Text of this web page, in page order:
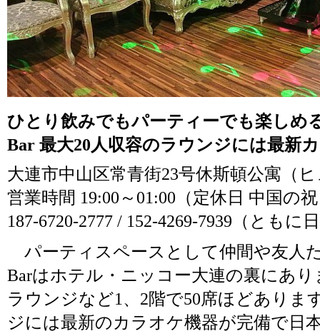
ひとり飲みでもパーティーでも楽しめ
Bar 最大20人収容のラウンジには最新
大連市中山区常青街23号休斯頓公寓（
営業時間 19:00～01:00（定休日 中国の
187-6720-2777 / 152-4269-7939（ともに
パーティスペースとして仲間や友人
Barはホテル・ニッコー大連の裏にあ
ラウンジなど1、2階で50席ほどありま
ジには最新のカラオケ機器が完備で日